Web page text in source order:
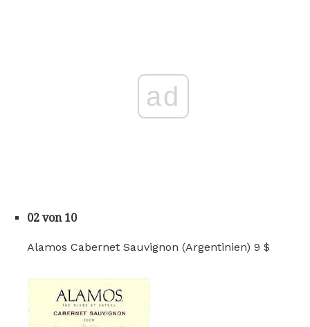
ad
02 von 10
Alamos Cabernet Sauvignon (Argentinien) 9 $